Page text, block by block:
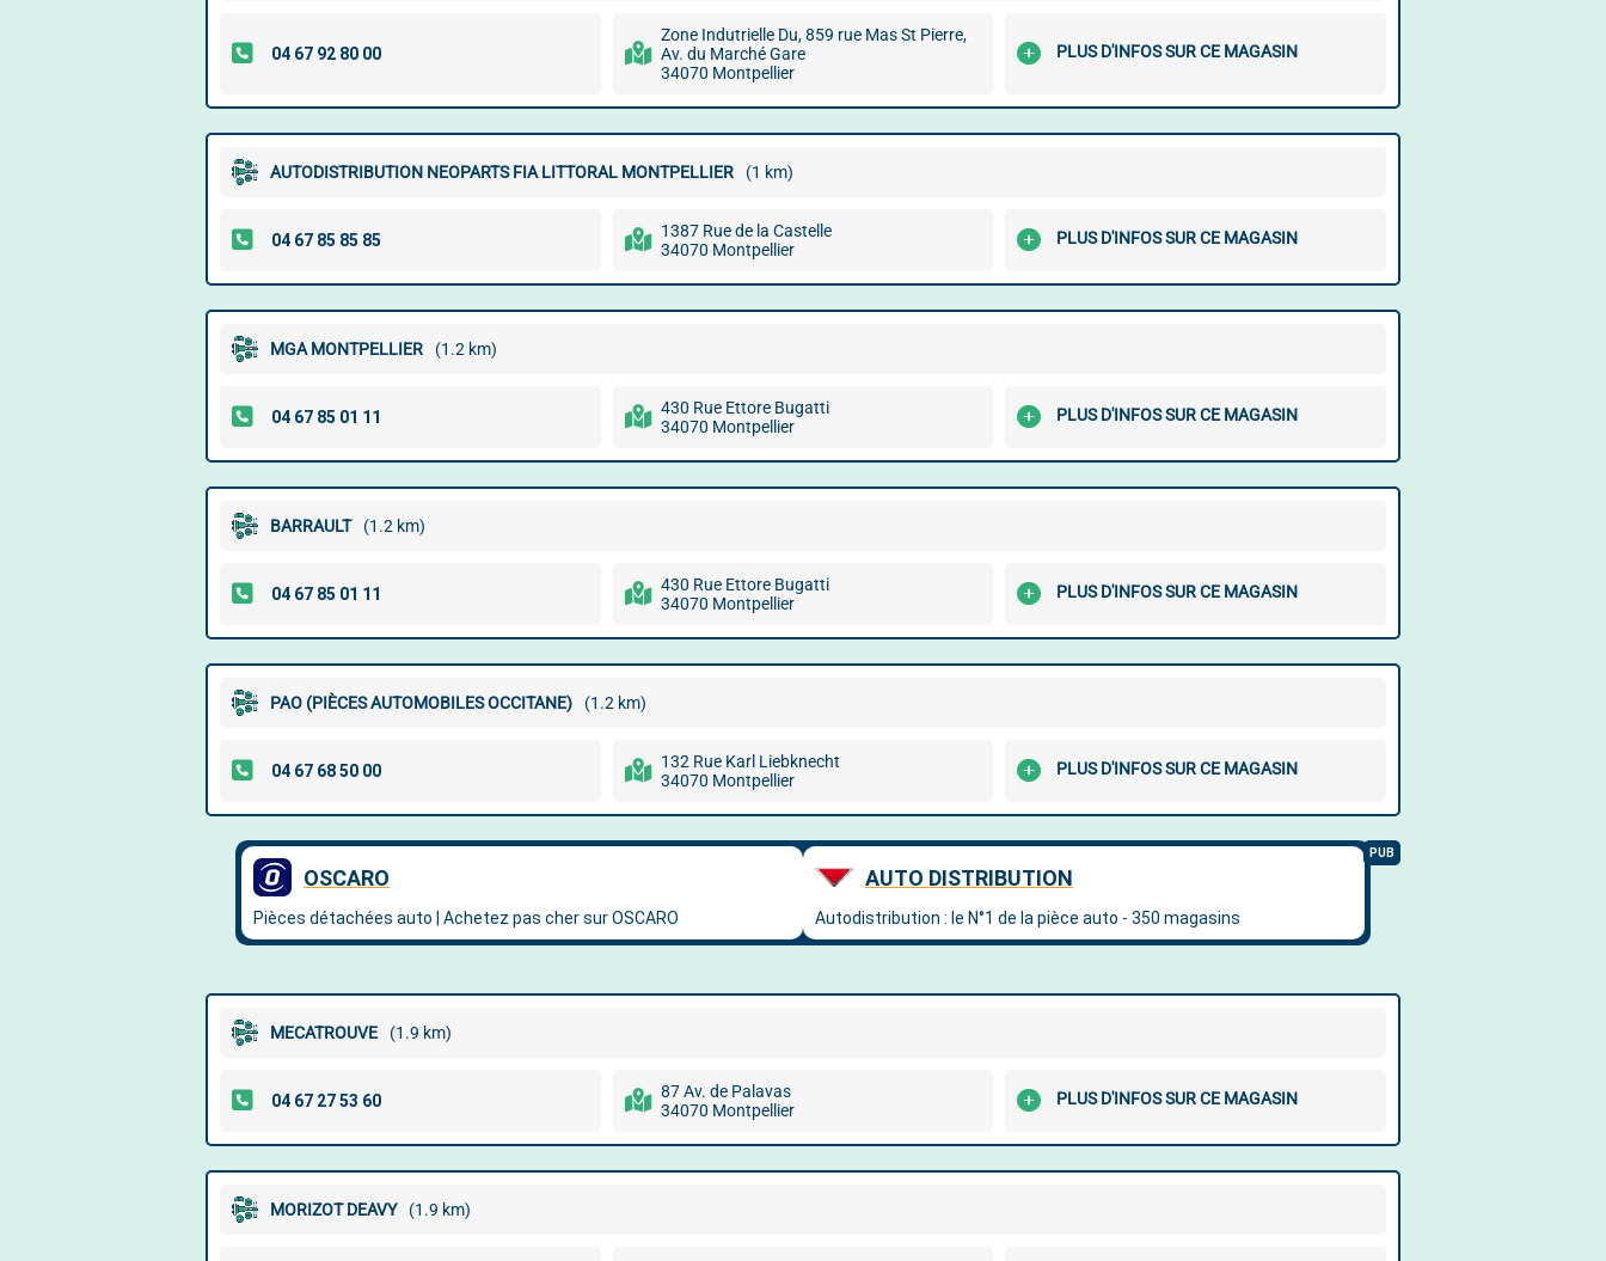
Zone Indutrielle Du, 859 rue Mas St Pierre,
Av. du Marché Gare
34070 Montpellier
PLUS D'INFOS SUR CE MAGASIN
AUTODISTRIBUTION NEOPARTS FIA LITTORAL MONTPELLIER (1 km)
1387 Rue de la Castelle
34070 Montpellier
PLUS D'INFOS SUR CE MAGASIN
MGA MONTPELLIER (1.2 km)
430 Rue Ettore Bugatti
34070 Montpellier
PLUS D'INFOS SUR CE MAGASIN
BARRAULT (1.2 km)
430 Rue Ettore Bugatti
34070 Montpellier
PLUS D'INFOS SUR CE MAGASIN
PAO (PIÈCES AUTOMOBILES OCCITANE) (1.2 km)
132 Rue Karl Liebknecht
34070 Montpellier
PLUS D'INFOS SUR CE MAGASIN
MECATROUVE (1.9 km)
87 Av. de Palavas
34070 Montpellier
PLUS D'INFOS SUR CE MAGASIN
MORIZOT DEAVY (1.9 km)